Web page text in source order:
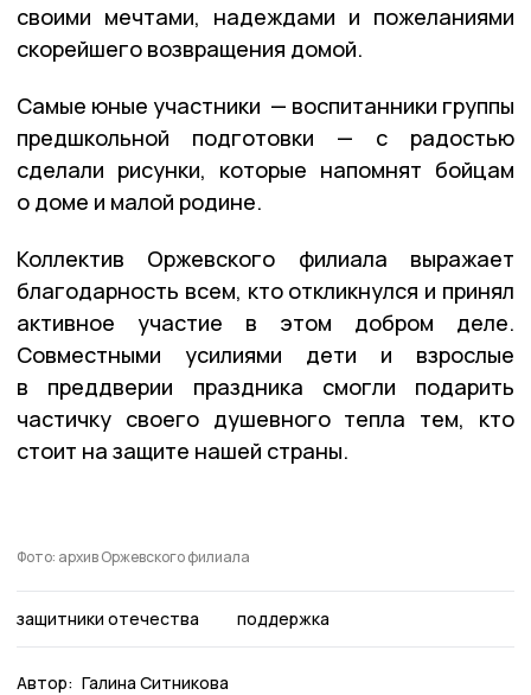
своими мечтами, надеждами и пожеланиями
скорейшего возвращения домой.
Самые юные участники — воспитанники группы
предшкольной подготовки — с радостью
сделали рисунки, которые напомнят бойцам
о доме и малой родине.
Коллектив Оржевского филиала выражает
благодарность всем, кто откликнулся и принял
активное участие в этом добром деле.
Совместными усилиями дети и взрослые
в преддверии праздника смогли подарить
частичку своего душевного тепла тем, кто
стоит на защите нашей страны.
Фото: архив Оржевского филиала
защитники отечества поддержка
Автор: Галина Ситникова